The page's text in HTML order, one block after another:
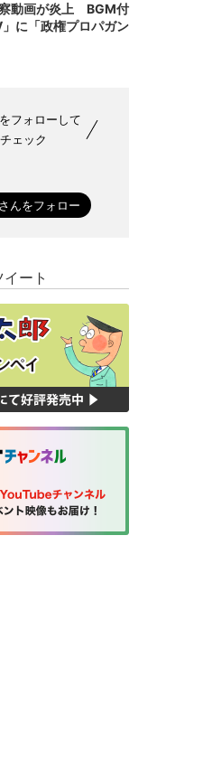
動画が炎上 BGM付
に「政権プロパガン
をフォローして
ェック
ート